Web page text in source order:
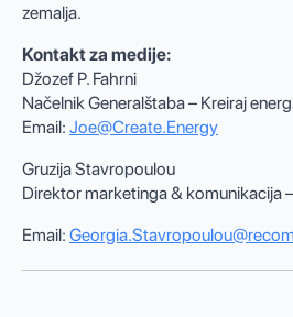
zemalja.
Kontakt za medije:
Džozef P. Fahrni
Načelnik Generalštaba – Kreiraj
Email: Joe@Create.Energy
Gruzija Stavropoulou
Direktor marketinga & komunikacija
Email: